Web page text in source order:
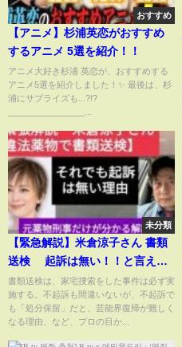
おすすめ
【アニメ】杉浦英恋がおすすめ
するアニメ 5選を紹介！！
アニメ大好き杉浦 英恋が、おすすめする
アニメ5選を紹介しました！✨ 最後は、杉
浦にサプライズも...?!?
未分類
【緊急解説】米倉涼子さん 書類
送検 起訴は無い！！と言える
訳や、芸能界復帰が相当難しく
なる可能性について、元薬物刑
事の目から解説しました。
書類送検は、家宅捜索をした事件は必ず実
施する。不起訴も間違いないが、不起訴で
も「処分保留」だと、芸能界復帰が難しく
なる理由、など、プロの目か...